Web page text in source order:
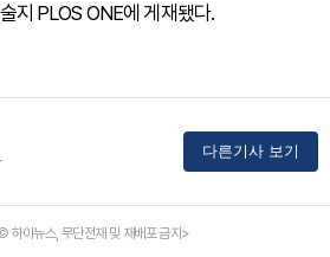
지 PLOS ONE에 게재됐다.
다른기사 보기
하이뉴스, 무단전재 및 재배포 금지>